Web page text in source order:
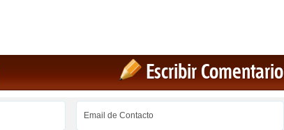
Escribir Comentario